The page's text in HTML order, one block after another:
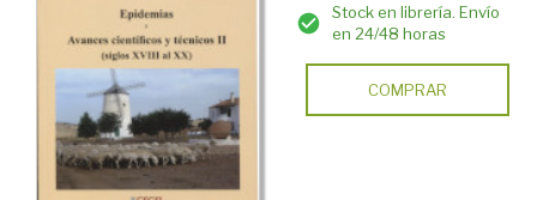
Stock en librería. Envío
en 24/48 horas
COMPRAR